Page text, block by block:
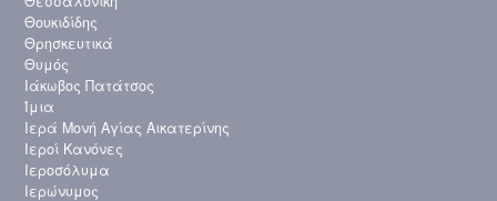
Θουκιδίδης
Θρησκευτικά
Θυμός
Ιάκωβος Πατάτσος
Ίμια
Ιερά Μονή Αγίας Αικατερίνης
Ιεροί Κανόνες
Ιεροσόλυμα
Ιερώνυμος